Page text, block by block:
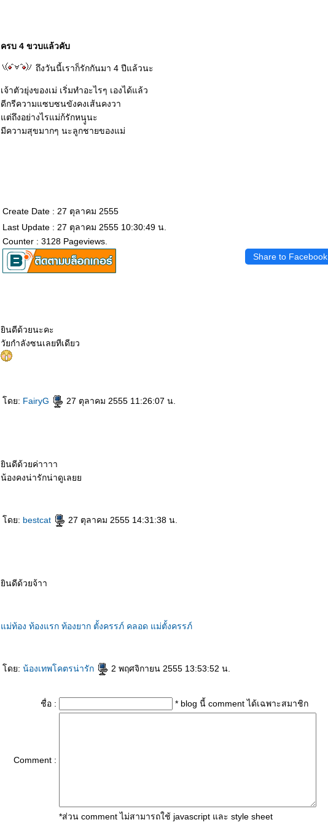
ครบ 4 ขวบแล้วคับ
ถึงวันนี้เราก็รักกันมา 4 ปีแล้วนะ
เจ้าตัวยุ่งของเม่ เริ่มทำอะไรๆ เองได้แล้ว
ดีกรีความแซบซนขังคงเส้นคงวา
ต่ถึงอย่างไรแม่ก้รักหนุูนะ
มีความสุขมากๆ นะลูกชายของแม่
Create Date : 27 ตุลาคม 2555
Last Update : 27 ตุลาคม 2555 10:30:49 น.
Counter : 3128 Pageviews.
Share to Facebook
ินดีด้วยนะคะ
วัยกำลังซนเลยทีเดียว
ดย: FairyG 27 ตุลาคม 2555 11:26:07 น.
ินดีด้วยค่าาาา
น้องคงน่ารักน่าดูเล
ดย: bestcat 27 ตุลาคม 2555 14:31:38 น.
ินดีด้วยจ้าา
ม่ท้อง ท้องแรก ท้องยาก ตั้งครรภ์ คลอด ม่ตั้งครรภ์
ดย: น้องเทพโคตรน่ารัก 2 พฤศจิกายน 2555 13:53:52 น.
ชื่อ : * blog นี้ comment ได้เฉพาะสมาชิก
Comment :
*ส่วน comment ไม่สามารถใช้ javascript และ style sheet